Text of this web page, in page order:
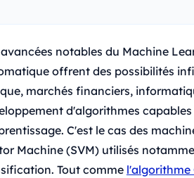
notables du Machine
offrent des possibilités
marchés financiers,
d'algorithmes
C'est le cas des
Machine (SVM) utilisés
Tout comme l'algorithme